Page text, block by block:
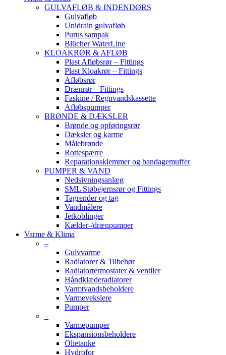
GULVAFLØB & INDENDØRS
Gulvafløb
Unidrain gulvafløb
Purus sampak
Blücher WaterLine
KLOAKRØR & AFLØB
Plast Afløbsrør – Fittings
Plast Kloakrør – Fittings
Afløbsrør
Drænrør – Fittings
Faskine / Regnvandskassette
Afløbspumper
BRØNDE & DÆKSLER
Brønde og opføringsrør
Dæksler og karme
Målebrønde
Rottespærre
Reparationsklemmer og bandagemuffer
PUMPER & VAND
Nedsivningsanlæg
SML Støbejernsrør og Fittings
Tagrender og tag
Vandmålere
Jetkoblinger
Kælder-/drænpumper
Varme & Klima
–
Gulvvarme
Radiatorer & Tilbehør
Radiatortermostater & ventiler
Håndklæderadiatorer
Varmtvandsbeholdere
Varmevekslere
Pumper
–
Varmepumper
Ekspansionsbeholdere
Olietanke
Hydrofor